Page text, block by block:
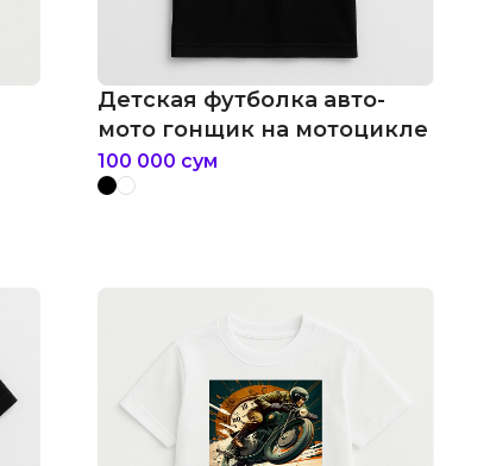
Детская футболка авто-
мото гонщик на мотоцикле
100 000 сум